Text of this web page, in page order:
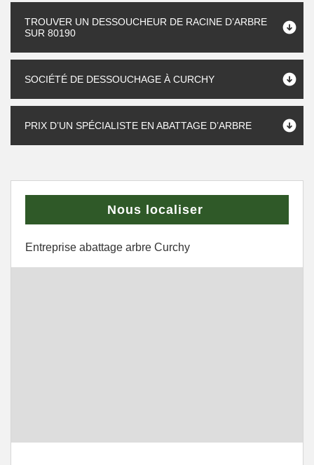
TROUVER UN DESSOUCHEUR DE RACINE D’ARBRE
SUR 80190
SOCIÉTÉ DE DESSOUCHAGE À CURCHY
PRIX D’UN SPÉCIALISTE EN ABATTAGE D’ARBRE
Nous localiser
Entreprise abattage arbre Curchy